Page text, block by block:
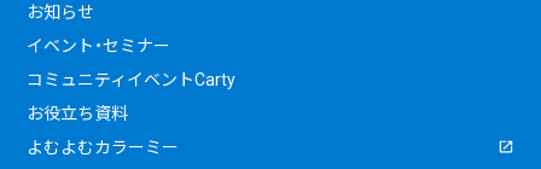
お知らせ
イベント・セミナー
コミュニティイベントCarty
お役立ち資料
よむよむカラーミー